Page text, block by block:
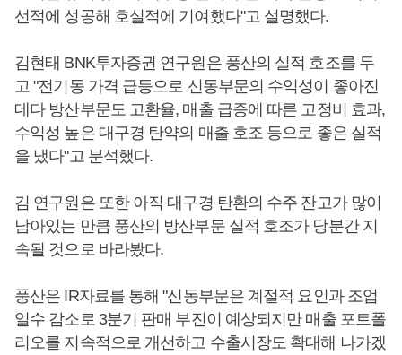
선적에 성공해 호실적에 기여했다"고 설명했다.
김현태 BNK투자증권 연구원은 풍산의 실적 호조를 두
고 "전기동 가격 급등으로 신동부문의 수익성이 좋아진
데다 방산부문도 고환율, 매출 급증에 따른 고정비 효과,
수익성 높은 대구경 탄약의 매출 호조 등으로 좋은 실적
을 냈다"고 분석했다.
김 연구원은 또한 아직 대구경 탄환의 수주 잔고가 많이
남아있는 만큼 풍산의 방산부문 실적 호조가 당분간 지
속될 것으로 바라봤다.
풍산은 IR자료를 통해 "신동부문은 계절적 요인과 조업
일수 감소로 3분기 판매 부진이 예상되지만 매출 포트폴
리오를 지속적으로 개선하고 수출시장도 확대해 나가겠